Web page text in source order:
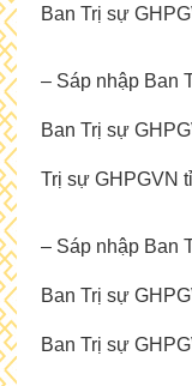
Ban Trị sự
– Sáp nhập Ban
Ban Trị sự
Trị sự GHPGVN
– Sáp nhập Ban
Ban Trị sự
Ban Trị sự